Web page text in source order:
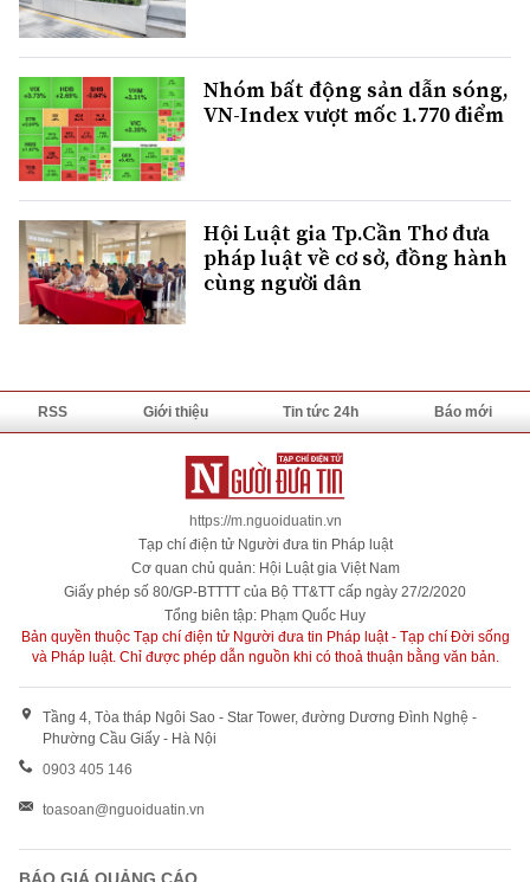
Nhóm bất động sản dẫn sóng,
VN-Index vượt mốc 1.770 điểm
Hội Luật gia Tp.Cần Thơ đưa
pháp luật về cơ sở, đồng hành
cùng người dân
RSS Giới thiệu Tin tức 24h Báo mới
https://m.nguoiduatin.vn
Tạp chí điện tử Người đưa tin Pháp luật
Cơ quan chủ quản: Hội Luật gia Việt Nam
Giấy phép số 80/GP-BTTTT của Bộ TT&TT cấp ngày 27/2/2020
Tổng biên tập: Phạm Quốc Huy
Bản quyền thuộc Tạp chí điện tử Người đưa tin Pháp luật - Tạp chí Đời sống
và Pháp luật. Chỉ được phép dẫn nguồn khi có thoả thuận bằng văn bản.
Tầng 4, Tòa tháp Ngôi Sao - Star Tower, đường Dương Đình Nghệ -
Phường Cầu Giấy - Hà Nội
0903 405 146
toasoan@nguoiduatin.vn